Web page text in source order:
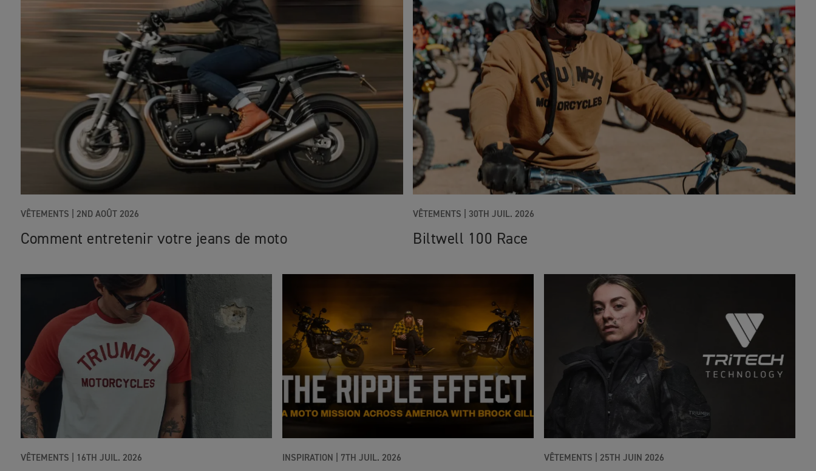
VÊTEMENTS | 2ND AOÛT 2026
Comment entretenir votre jeans de moto
VÊTEMENTS | 30TH JUIL. 2026
Biltwell 100 Race
VÊTEMENTS | 16TH JUIL. 2026 INSPIRATION | 7TH JUIL. 2026 VÊTEMENTS | 25TH JUIN 2026